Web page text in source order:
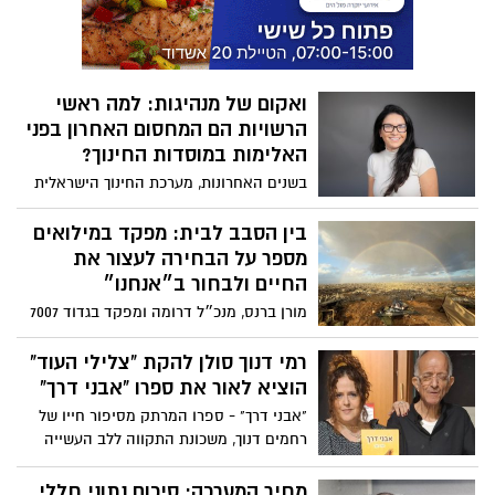
באוקטובר, תקופה שבה גבורתן של חיילות
ולוחמות נחשפה במלוא עוצמתה בשדה
ואקום של מנהיגות: למה ראשי
הרשויות הם המחסום האחרון בפני
האלימות במוסדות החינוך?
בשנים האחרונות, מערכת החינוך הישראלית
מזכירה תאגיד ענק שנמצא בסחרור. בזמן
שהשלטון המרכזי בירושלים עסוק בכיבוי
שריפות פוליטיות ובבירוקרטיה מכבידה,
השטח - וליתר דיוק, התיכונים שלנו - הופך
הבית-ספרי המידרדר הם לא "בעיה חינוכית"
הציבורי.
בין הסבב לבית: מפקד במילואים
מספר על הבחירה לעצור את
החיים ולבחור ב״אנחנו״
מורן ברנס, מנכ״ל דרומה ומפקד בגדוד 7007
בחטיבת ירושלים, משתף במסע האישי של
סבב מילואים שישי על הוויתור, האחווה,
העייפות והגאווה, ועל התקווה לימים בטוחים
רמי דנוך סולן להקת "צלילי העוד"
הוציא לאור את ספרו "אבני דרך"
"אבני דרך" - ספרו המרתק מסיפור חייו של
רחמים דנוך, משכונת התקווה ללב העשייה
בתרבות הישראלית